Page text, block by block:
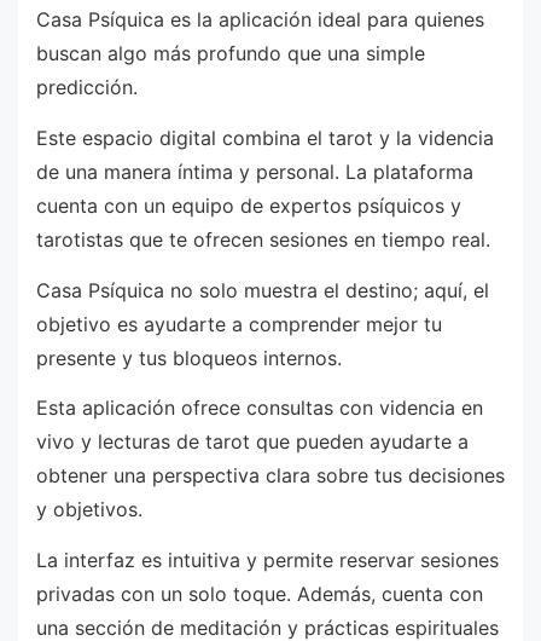
Casa Psíquica es la aplicación ideal para quienes
buscan algo más profundo que una simple
predicción.
Este espacio digital combina el tarot y la videncia
de una manera íntima y personal. La plataforma
cuenta con un equipo de expertos psíquicos y
tarotistas que te ofrecen sesiones en tiempo real.
Casa Psíquica no solo muestra el destino; aquí, el
objetivo es ayudarte a comprender mejor tu
presente y tus bloqueos internos.
Esta aplicación ofrece consultas con videncia en
vivo y lecturas de tarot que pueden ayudarte a
obtener una perspectiva clara sobre tus decisiones
y objetivos.
La interfaz es intuitiva y permite reservar sesiones
privadas con un solo toque. Además, cuenta con
una sección de meditación y prácticas espirituales